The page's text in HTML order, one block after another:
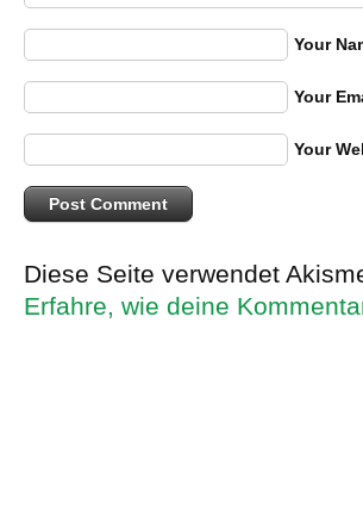
Your
Your
Your
Diese Seite verwendet
Erfahre, wie deine